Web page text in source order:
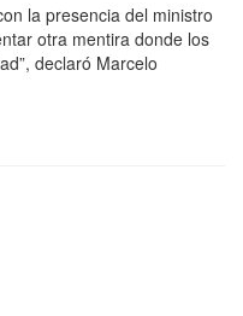
la presencia del ministro
otra mentira donde los
declaró Marcelo